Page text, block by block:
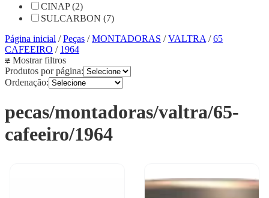
CINAP (2)
SULCARBON (7)
Página inicial /Peças /MONTADORAS /VALTRA /65
CAFEEIRO / 1964
Mostrar filtros
Produtos por página:
Ordenação:
pecas/montadoras/valtra/65-
cafeeiro/1964